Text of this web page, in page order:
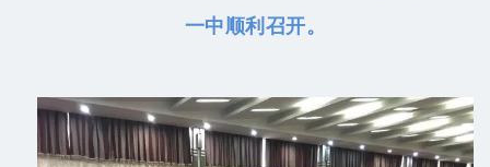
一中顺利召开。